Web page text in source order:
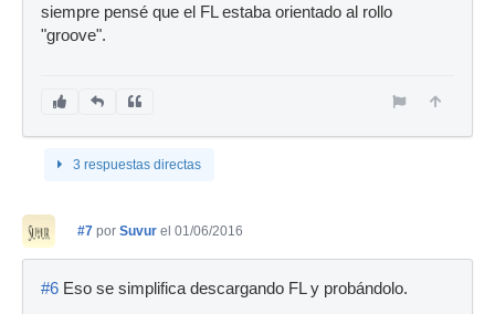
siempre pensé que el FL estaba orientado al rollo
"groove".
3 respuestas directas
#7 por Suvur el 01/06/2016
#6 Eso se simplifica descargando FL y probándolo.